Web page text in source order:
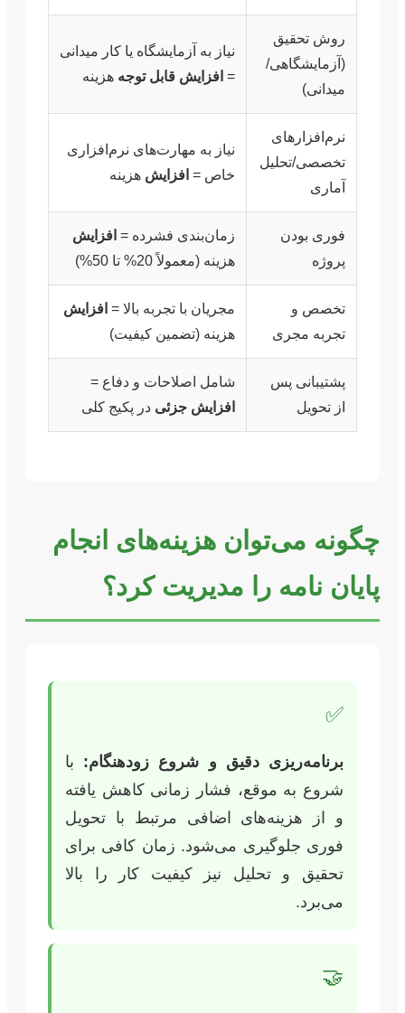
روش تحقیق
(آزمایشگاهی/
میدانی)
نیاز به آزمایشگاه یا کار میدانی
= افزایش قابل توجه هزینه
نرم‌افزارهای
تخصصی/تحلیل
آماری
نیاز به مهارت‌های نرم‌افزاری
خاص = افزایش هزینه
فوری بودن
پروژه
زمان‌بندی فشرده = افزایش
هزینه (معمولاً 20% تا 50%)
تخصص و
تجربه مجری
مجریان با تجربه بالا = افزایش
هزینه (تضمین کیفیت)
پشتیبانی پس
از تحویل
شامل اصلاحات و دفاع =
افزایش جزئی در پکیج کلی
چگونه می‌توان هزینه‌های انجام
پایان نامه را مدیریت کرد؟
✅
برنامه‌ریزی دقیق و شروع زودهنگام: با
شروع به موقع، فشار زمانی کاهش یافته
و از هزینه‌های اضافی مرتبط با تحویل
فوری جلوگیری می‌شود. زمان کافی برای
تحقیق و تحلیل نیز کیفیت کار را بالا
می‌برد.
🤝